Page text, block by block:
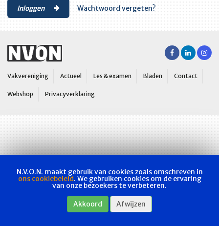
Inloggen Wachtwoord vergeten?
Vakvereniging Actueel Les & examen Bladen Contact
Webshop Privacyverklaring
N.V.O.N. maakt gebruik van cookies zoals omschreven in
ons cookiebeleid. We gebruiken cookies om de ervaring
van onze bezoekers te verbeteren.
Akkoord Afwijzen